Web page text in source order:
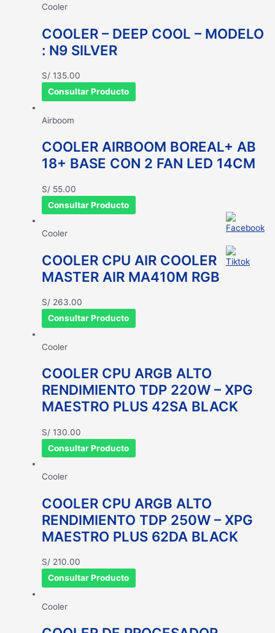
Cooler
COOLER – DEEP COOL – MODELO
: N9 SILVER
S/ 135.00
Consultar Producto
Airboom
COOLER AIRBOOM BOREAL+ AB
18+ BASE CON 2 FAN LED 14CM
S/ 55.00
Consultar Producto
Cooler
COOLER CPU AIR COOLER
MASTER AIR MA410M RGB
S/ 263.00
Consultar Producto
Cooler
COOLER CPU ARGB ALTO
RENDIMIENTO TDP 220W – XPG
MAESTRO PLUS 42SA BLACK
S/ 130.00
Consultar Producto
Cooler
COOLER CPU ARGB ALTO
RENDIMIENTO TDP 250W – XPG
MAESTRO PLUS 62DA BLACK
S/ 210.00
Consultar Producto
Cooler